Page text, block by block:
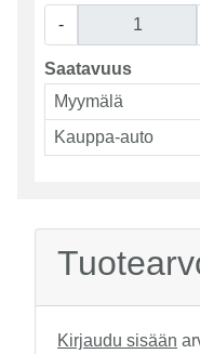
-
Saatavuus
Myymälä
Kauppa-auto
Kirjaudu sisään